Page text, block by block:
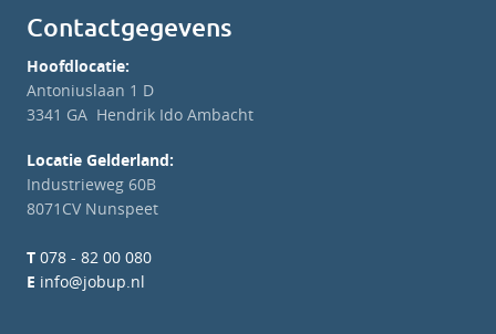
Contactgegevens
Hoofdlocatie:
Antoniuslaan 1 D
3341 GA Hendrik Ido Ambacht
Locatie Gelderland:
Industrieweg 60B
8071CV Nunspeet
T 078 - 82 00 080
E info@jobup.nl